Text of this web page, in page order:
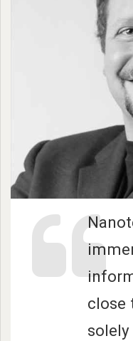
close